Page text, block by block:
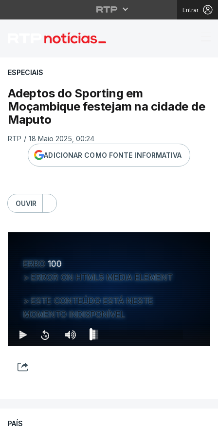
Entrar
Adeptos do Sporting
ESPECIAIS
Adeptos do Sporting em
Moçambique festejam na cidade de
Maputo
RTP / 18 Maio 2025, 00:24
ADICIONAR COMO FONTE INFORMATIVA
OUVIR
ERRO 100
ERROR ON HTML5 MEDIA ELEMENT
ESTE CONTEÚDO ESTÁ NESTE
MOMENTO INDISPONÍVEL
PAÍS